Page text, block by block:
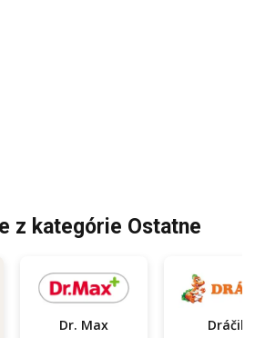
z kategórie Ostatne
Dr. Max Dráčik